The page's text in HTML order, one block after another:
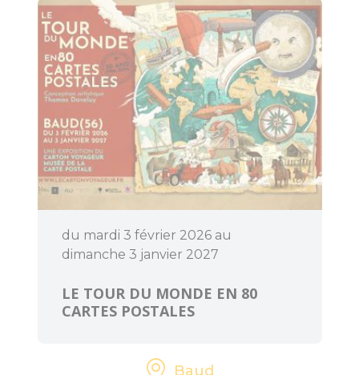
Découvrir
du mardi 3 février 2026 au
dimanche 3 janvier 2027
LE TOUR DU MONDE EN 80
CARTES POSTALES
Baud